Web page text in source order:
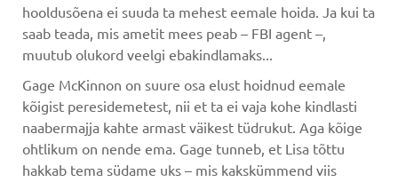
hooldusõena ei suuda ta mehest eemale hoida. Ja kui ta
saab teada, mis ametit mees peab – FBI agent –,
muutub olukord veelgi ebakindlamaks...
Gage McKinnon on suure osa elust hoidnud eemale
kõigist peresidemetest, nii et ta ei vaja kohe kindlasti
naabermajja kahte armast väikest tüdrukut. Aga kõige
ohtlikum on nende ema. Gage tunneb, et Lisa tõttu
hakkab tema südame uks – mis kakskümmend viis